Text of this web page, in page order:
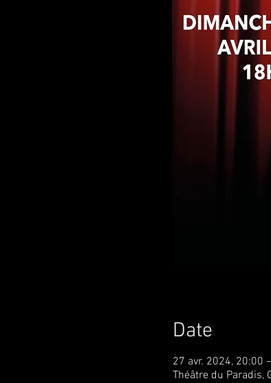
Date
27 avr. 2024, 20:00
Théâtre du Paradis,